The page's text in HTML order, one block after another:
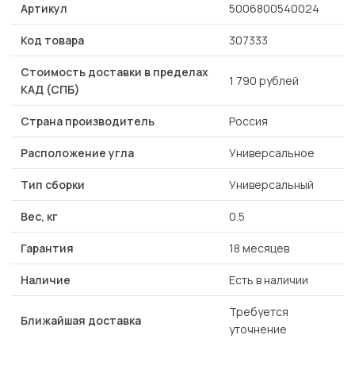
Артикул 5006800540024
Код товара 307333
Стоимость доставки в пределах
КАД (СПБ)
1 790 рублей
Страна производитель Россия
Расположение угла Универсальное
Тип сборки Универсальный
Вес, кг 0.5
Гарантия 18 месяцев
Наличие Есть в наличии
Ближайшая доставка
Требуется
уточнение